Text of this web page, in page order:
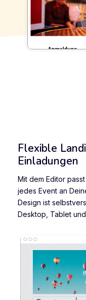
Flexible
Einladungen
Mit dem Editor
jedes Event an
Design ist
Desktop, Tablet